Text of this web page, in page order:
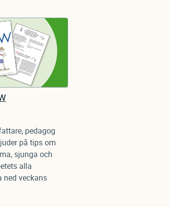
pedagog
på tips om
sjunga och
alla
ned veckans